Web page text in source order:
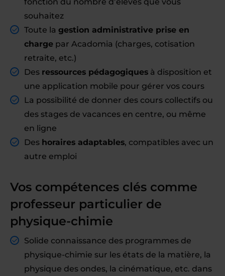
souhaitez
Toute la gestion administrative prise en
charge par Acadomia (charges, cotisation
retraite, etc.)
Des ressources pédagogiques à disposition et
une application mobile pour gérer vos cours
La possibilité de donner des cours collectifs ou
des stages de vacances en centre, ou même
en ligne
Des horaires adaptables, compatibles avec un
autre emploi
Vos compétences clés comme
professeur particulier de
physique-chimie
Solide connaissance des programmes de
physique-chimie sur les états de la matière, la
physique des ondes, la cinématique, etc. dans